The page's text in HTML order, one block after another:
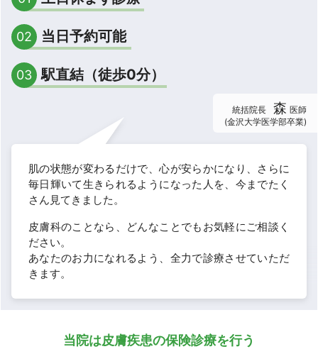
02 当日予約可能
03 駅直結（徒歩0分）
統括院長 森 医師
(金沢大学医学部卒業)
肌の状態が変わるだけで、心が安らかになり、さらに
毎日輝いて生きられるようになった人を、今までたく
さん見てきました。
皮膚科のことなら、どんなことでもお気軽にご相談く
ださい。
あなたのお力になれるよう、全力で診療させていただ
きます。
当院は皮膚疾患の保険診療を行う